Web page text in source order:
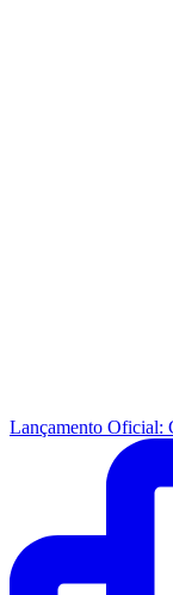
Lançamento Oficial: